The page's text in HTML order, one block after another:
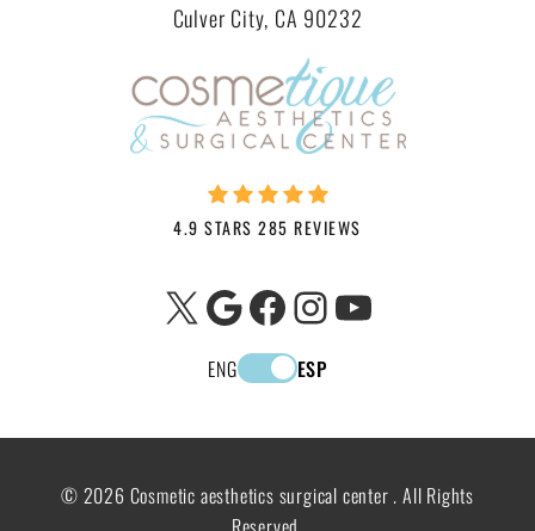
Culver City, CA 90232
4.9 STARS 285 REVIEWS
X Google Facebook Instagram YouTube
ENG ESP
© 2026 Cosmetic aesthetics surgical center . All Rights